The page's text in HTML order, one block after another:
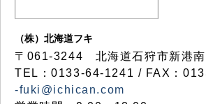
（株）北海道フキ
〒061-3244 北海道石狩市新港
TEL：0133-64-1241 / FAX：
-fuki@ichican.com